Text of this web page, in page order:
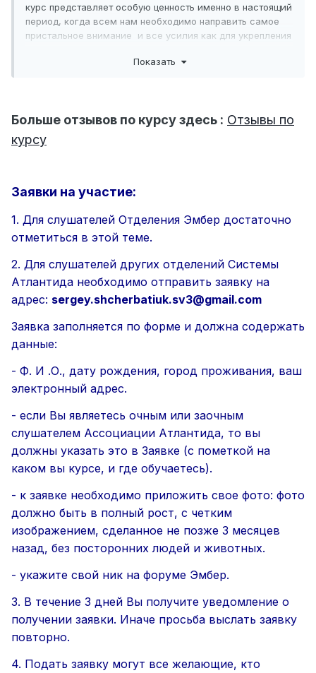
курс представляет особую ценность именно в настоящий
период, когда всем нам необходимо направить самое
пристальное внимание и все усилия как для укрепления
своих близких. Среди разнообразия простых, но
что все, кто его пройдет, разделят мое мнение!
Показать
Больше отзывов по курсу здесь : Отзывы по
курсу
Заявки на участие:
1. Для слушателей Отделения Эмбер достаточно
отметиться в этой теме.
2. Для слушателей других отделений Системы
Атлантида необходимо отправить заявку на
адрес: sergey.shcherbatiuk.sv3@gmail.com
Заявка заполняется по форме и должна содержать
данные:
- Ф. И .О., дату рождения, город проживания, ваш
электронный адрес.
- если Вы являетесь очным или заочным
слушателем Ассоциации Атлантида, то вы
должны указать это в Заявке (с пометкой на
каком вы курсе, и где обучаетесь).
- к заявке необходимо приложить свое фото: фото
должно быть в полный рост, с четким
изображением, сделанное не позже 3 месяцев
назад, без посторонних людей и животных.
- укажите свой ник на форуме Эмбер.
3. В течение 3 дней Вы получите уведомление о
получении заявки. Иначе просьба выслать заявку
повторно.
4. Подать заявку могут все желающие, кто